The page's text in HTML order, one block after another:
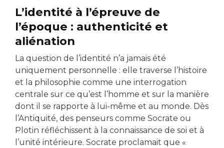
L’identité à l’épreuve de
l’époque : authenticité et
aliénation
La question de l’identité n’a jamais été
uniquement personnelle : elle traverse l’histoire
et la philosophie comme une interrogation
centrale sur ce qu’est l’homme et sur la manière
dont il se rapporte à lui-même et au monde. Dès
l’Antiquité, des penseurs comme Socrate ou
Plotin réfléchissent à la connaissance de soi et à
l’unité intérieure. Socrate proclamait que «